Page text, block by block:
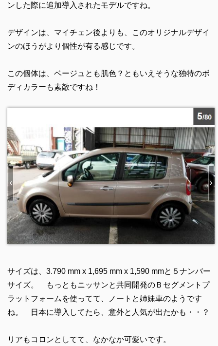
ンした際に追加導入されたモデルですね。
デザインは、マイチェン後よりも、このオリジナルデザイ
ンのほうがより個性が有る感じです。
この個体は、ベージュとも肌色？ともいえそうな独特のボ
ディカラーも素敵ですね！
サイズは、3.790 mm x 1,695 mm x 1,590 mmと５ナンバー
サイズ。 もっともニッサンと共同開発のＢセグメントプ
ラットフォームを使ってて、ノートと姉妹車のようです
ね。 日本に導入してたら、意外と人気が出たかも・・？
リアもコロンとしてて、なかなか可愛いです。